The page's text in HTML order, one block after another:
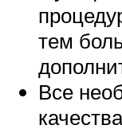
тем
Все